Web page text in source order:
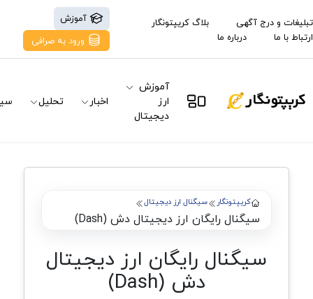
تبلیغات و درج آگهی
بلاگ کریپتونگار
ارتباط با ما
درباره ما
آموزش
ورود به صرافی
آموزش
ارز
دیجیتال
اخبار تحلیل
کریپتونگار سیگنال ارز دیجیتال
سیگنال رایگان ارز دیجیتال دش (Dash)
سیگنال رایگان ارز دیجیتال
دش (Dash)